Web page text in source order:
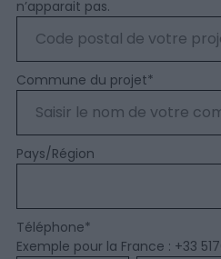
n’apparait pas.
Commune du projet*
Pays/Région
Téléphone*
Exemple pour la France : +33